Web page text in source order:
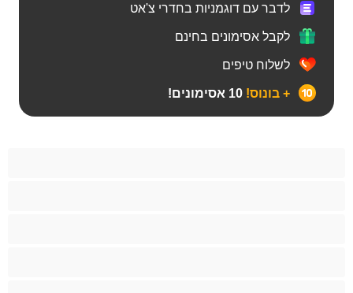
לדבר עם דוגמניות בחדרי צ'אט
לקבל אסימונים בחינם
לשלוח טיפים
+ בונוס!